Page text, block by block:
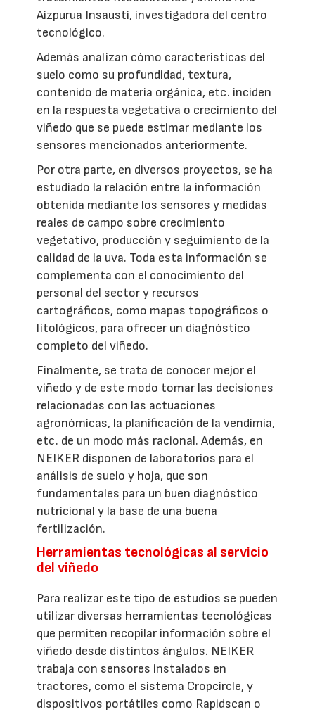
Aizpurua Insausti, investigadora del centro
tecnológico.
Además analizan cómo características del
suelo como su profundidad, textura,
contenido de materia orgánica, etc. inciden
en la respuesta vegetativa o crecimiento del
viñedo que se puede estimar mediante los
sensores mencionados anteriormente.
Por otra parte, en diversos proyectos, se ha
estudiado la relación entre la información
obtenida mediante los sensores y medidas
reales de campo sobre crecimiento
vegetativo, producción y seguimiento de la
calidad de la uva. Toda esta información se
complementa con el conocimiento del
personal del sector y recursos
cartográficos, como mapas topográficos o
litológicos, para ofrecer un diagnóstico
completo del viñedo.
Finalmente, se trata de conocer mejor el
viñedo y de este modo tomar las decisiones
relacionadas con las actuaciones
agronómicas, la planificación de la vendimia,
etc. de un modo más racional. Además, en
NEIKER disponen de laboratorios para el
análisis de suelo y hoja, que son
fundamentales para un buen diagnóstico
nutricional y la base de una buena
fertilización.
Herramientas tecnológicas al servicio
del viñedo
Para realizar este tipo de estudios se pueden
utilizar diversas herramientas tecnológicas
que permiten recopilar información sobre el
viñedo desde distintos ángulos. NEIKER
trabaja con sensores instalados en
tractores, como el sistema Cropcircle, y
dispositivos portátiles como Rapidscan o